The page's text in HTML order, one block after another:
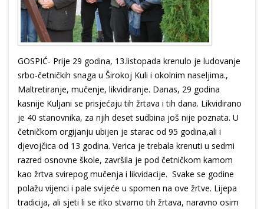
GOSPIĆ- Prije 29 godina, 13.listopada krenulo je ludovanje
srbo-četničkih snaga u Širokoj Kuli i okolnim naseljima.,
Maltretiranje, mučenje, likvidiranje. Danas, 29 godina
kasnije Kuljani se prisjećaju tih žrtava i tih dana. Likvidirano
je 40 stanovnika, za njih deset sudbina još nije poznata. U
četničkom orgijanju ubijen je starac od 95 godina,ali i
djevojčica od 13 godina. Verica je trebala krenuti u sedmi
razred osnovne škole, završila je pod četničkom kamom
kao žrtva svirepog mučenja i likvidacije. Svake se godine
polažu vijenci i pale svijeće u spomen na ove žrtve. Lijepa
tradicija, ali sjeti li se itko stvarno tih žrtava, naravno osim